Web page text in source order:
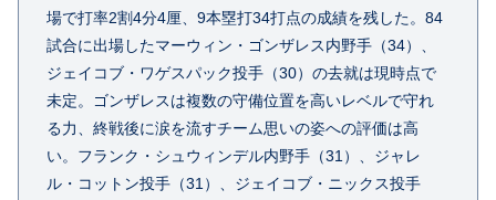
場で打率2割4分4厘、9本塁打34打点の成績を残した。84
試合に出場したマーウィン・ゴンザレス内野手（34）、
ジェイコブ・ワゲスパック投手（30）の去就は現時点で
未定。ゴンザレスは複数の守備位置を高いレベルで守れ
る力、終戦後に涙を流すチーム思いの姿への評価は高
い。フランク・シュウィンデル内野手（31）、ジャレ
ル・コットン投手（31）、ジェイコブ・ニックス投手